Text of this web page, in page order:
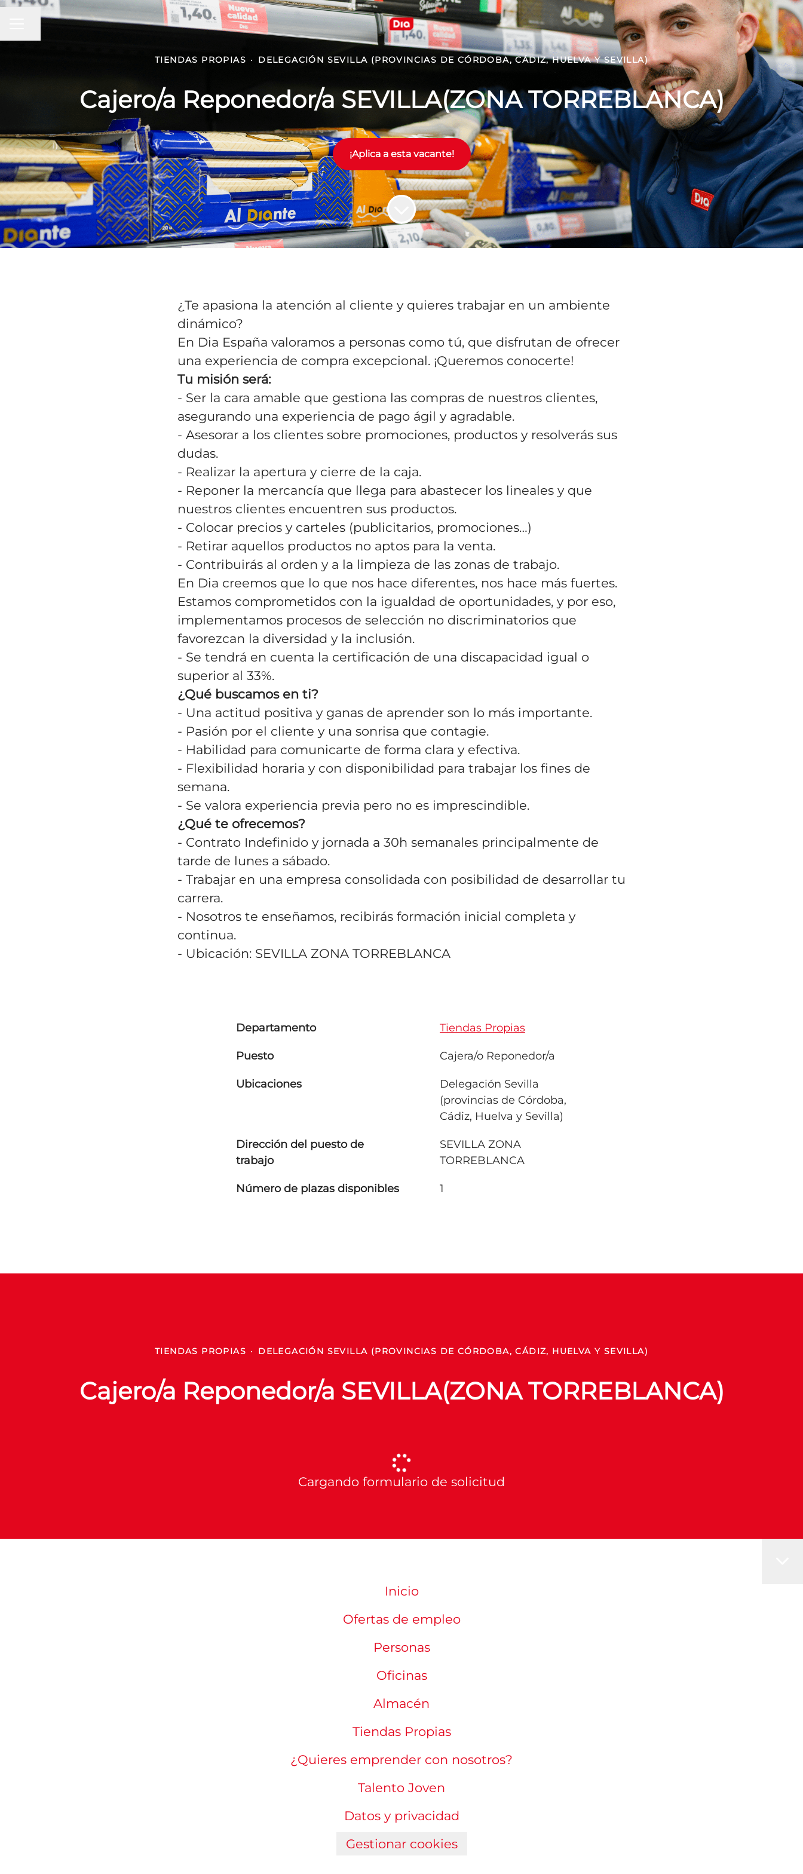
TIENDAS PROPIAS · DELEGACIÓN SEVILLA (PROVINCIAS DE CÓRDOBA, CÁDIZ, HUELVA Y SEVILLA)
Cajero/a Reponedor/a SEVILLA(ZONA TORREBLANCA)
¡Aplica a esta vacante!
¿Te apasiona la atención al cliente y quieres trabajar en un ambiente
dinámico?
En Dia España valoramos a personas como tú, que disfrutan de ofrecer
una experiencia de compra excepcional. ¡Queremos conocerte!
Tu misión será:
- Ser la cara amable que gestiona las compras de nuestros clientes,
asegurando una experiencia de pago ágil y agradable.
- Asesorar a los clientes sobre promociones, productos y resolverás sus
dudas.
- Realizar la apertura y cierre de la caja.
- Reponer la mercancía que llega para abastecer los lineales y que
nuestros clientes encuentren sus productos.
- Colocar precios y carteles (publicitarios, promociones…)
- Retirar aquellos productos no aptos para la venta.
- Contribuirás al orden y a la limpieza de las zonas de trabajo.
En Dia creemos que lo que nos hace diferentes, nos hace más fuertes.
Estamos comprometidos con la igualdad de oportunidades, y por eso,
implementamos procesos de selección no discriminatorios que
favorezcan la diversidad y la inclusión.
- Se tendrá en cuenta la certificación de una discapacidad igual o
superior al 33%.
¿Qué buscamos en ti?
- Una actitud positiva y ganas de aprender son lo más importante.
- Pasión por el cliente y una sonrisa que contagie.
- Habilidad para comunicarte de forma clara y efectiva.
- Flexibilidad horaria y con disponibilidad para trabajar los fines de
semana.
- Se valora experiencia previa pero no es imprescindible.
¿Qué te ofrecemos?
- Contrato Indefinido y jornada a 30h semanales principalmente de
tarde de lunes a sábado.
- Trabajar en una empresa consolidada con posibilidad de desarrollar tu
carrera.
- Nosotros te enseñamos, recibirás formación inicial completa y
continua.
- Ubicación: SEVILLA ZONA TORREBLANCA
Departamento Tiendas Propias
Puesto Cajera/o Reponedor/a
Ubicaciones
Delegación Sevilla
(provincias de Córdoba,
Cádiz, Huelva y Sevilla)
Dirección del puesto de
trabajo
SEVILLA ZONA
TORREBLANCA
Número de plazas disponibles 1
TIENDAS PROPIAS · DELEGACIÓN SEVILLA (PROVINCIAS DE CÓRDOBA, CÁDIZ, HUELVA Y SEVILLA)
Cajero/a Reponedor/a SEVILLA(ZONA TORREBLANCA)
Cargando formulario de solicitud
Inicio
Ofertas de empleo
Personas
Oficinas
Almacén
Tiendas Propias
¿Quieres emprender con nosotros?
Talento Joven
Datos y privacidad
Gestionar cookies